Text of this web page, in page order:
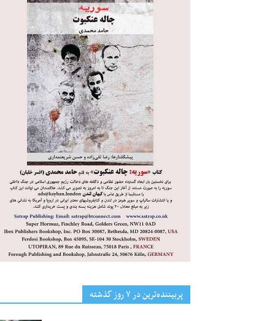
پربیننده‌ترین‌ در ۷ روز گذشته